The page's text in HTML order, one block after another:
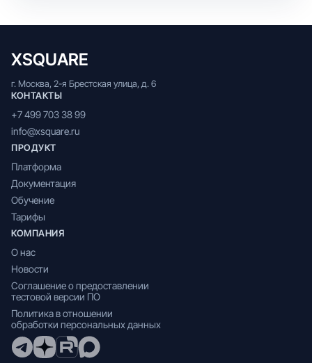
XSQUARE
г. Москва, 2-я Брестская улица, д. 6
КОНТАКТЫ
+7 499 703 38 99
info@xsquare.ru
ПРОДУКТ
Платформа
Документация
Обучение
Тарифы
КОМПАНИЯ
О нас
Новости
Соглашение о предоставлении
тестовой версии ПО
Политика в отношении
обработки персональных данных